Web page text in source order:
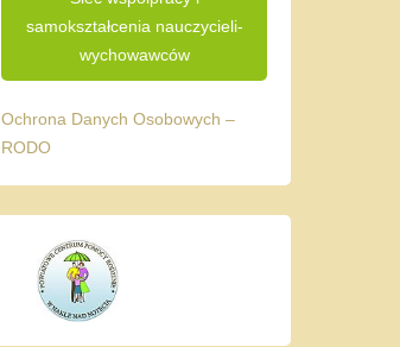
samokształcenia nauczycieli-
wychowawców
Ochrona Danych Osobowych –
RODO